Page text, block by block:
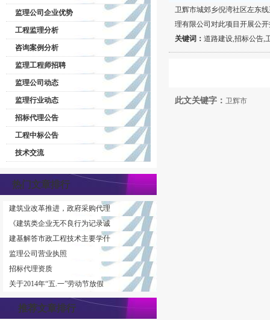
监理公司企业优势
工程监理分析
咨询案例分析
监理工程师招聘
监理公司动态
监理行业动态
招标代理公告
工程中标公告
技术交流
热门文章排行
建筑业改革推进，政府采购代理
《建筑类企业无不良行为记录诚
建基解答市政工程技术主要学什
监理公司营业执照
招标代理资质
关于2014年“五.一”劳动节放假
推荐文章排行
卫辉市城郊乡倪湾社区左东
理有限公司对此项目开展公
关键词： 道路建设,招标公告,
此文关键字： 卫辉市